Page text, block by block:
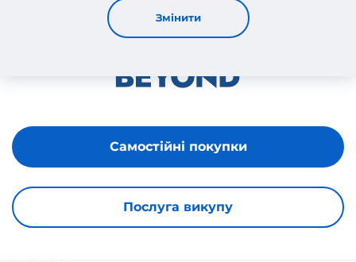
Змінити
Послуга викупу
Самостійні покупки